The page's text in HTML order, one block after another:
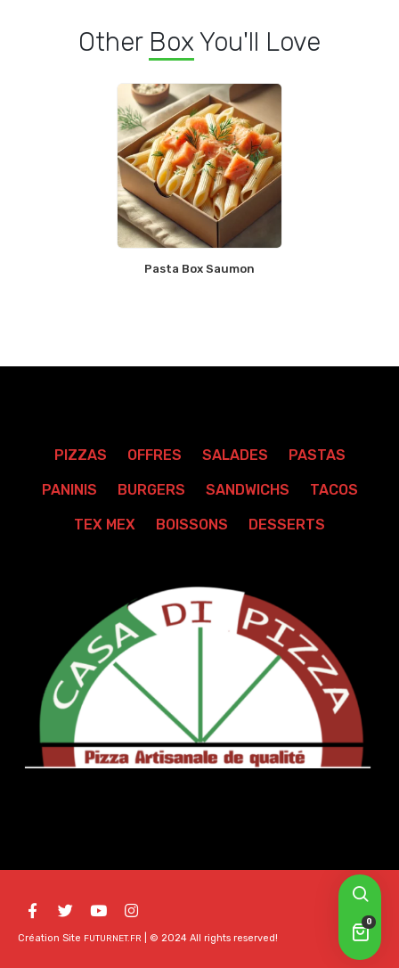
0
Other Box You'll Love
Pasta Box Saumon
PIZZAS OFFRES SALADES PASTAS
PANINIS BURGERS SANDWICHS TACOS
TEX MEX BOISSONS DESSERTS
Création Site FUTURNET.FR | © 2024 All rights reserved!